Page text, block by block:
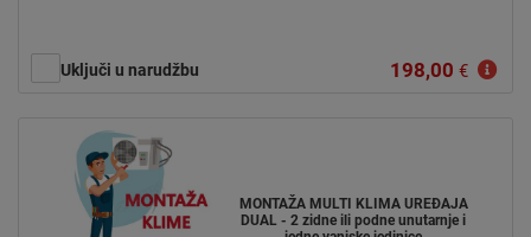
Uključi u narudžbu 198,00 €
MONTAŽA MULTI KLIMA UREĐAJA
DUAL - 2 zidne ili podne unutarnje i